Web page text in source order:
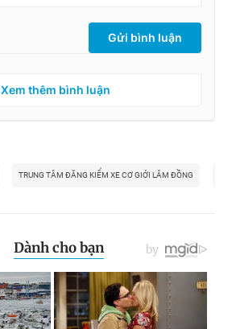
Gửi bình luận
Xem thêm bình luận
TRUNG TÂM ĐĂNG KIỂM XE CƠ GIỚI LÂM ĐỒNG